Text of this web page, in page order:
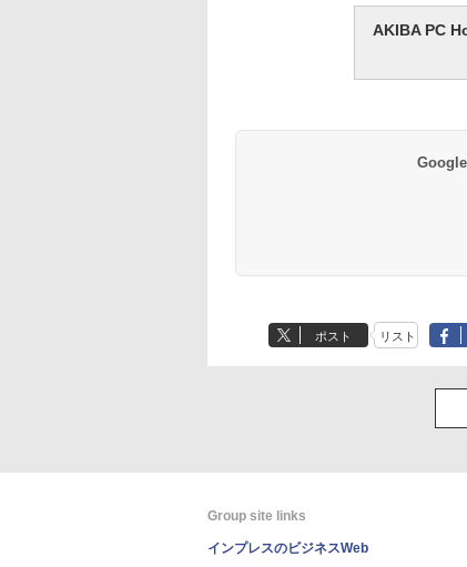
AKIBA PC
ポスト リスト
Group site links
インプレスのビジネスWeb